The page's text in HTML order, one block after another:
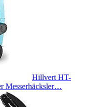
Hillvert HT-
Messerhäcksler…